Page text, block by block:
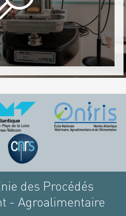
des Procédés
- Agroalimentaire